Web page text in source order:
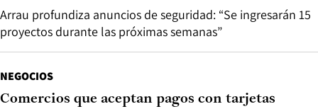
Arrau profundiza anuncios de seguridad: “Se ingresarán 15
proyectos durante las próximas semanas”
NEGOCIOS
Comercios que aceptan pagos con tarjetas